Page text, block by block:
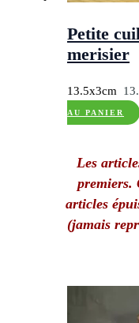
Petite
merisier
13.5x3cm
AU PANIER
Les
premiers.
articles
(jamais